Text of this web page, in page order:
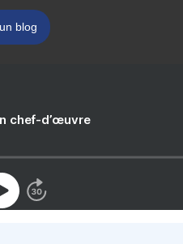
blog
chef-d’œuvre